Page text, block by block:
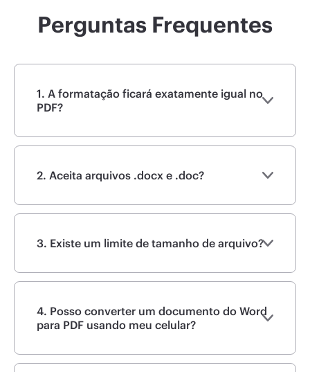
Perguntas Frequentes
1. A formatação ficará exatamente igual no
PDF?
2. Aceita arquivos .docx e .doc?
3. Existe um limite de tamanho de arquivo?
4. Posso converter um documento do Word
para PDF usando meu celular?